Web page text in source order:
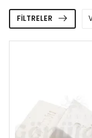
FILTRELER